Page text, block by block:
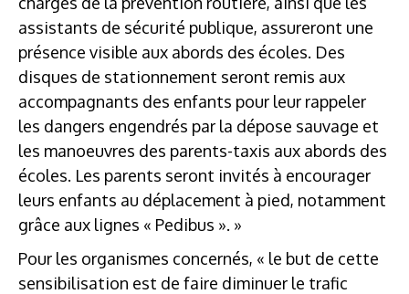
assistants de sécurité publique, assureront une
présence visible aux abords des écoles. Des
disques de stationnement seront remis aux
accompagnants des enfants pour leur rappeler
les dangers engendrés par la dépose sauvage et
les manoeuvres des parents-taxis aux abords des
écoles. Les parents seront invités à encourager
leurs enfants au déplacement à pied, notamment
grâce aux lignes « Pedibus ». »
Pour les organismes concernés, « le but de cette
sensibilisation est de faire diminuer le trafic